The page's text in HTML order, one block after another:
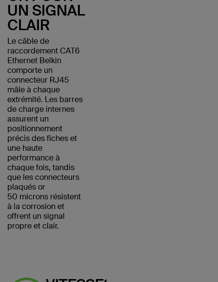
UN SIGNAL
CLAIR
Le câble de
raccordement CAT6
Ethernet Belkin
comporte un
connecteur RJ45
mâle à chaque
extrémité. Les barres
de charge internes
assurent un
positionnement
précis des fiches et
une haute
performance à
chaque fois, tandis
que les connecteurs
plaqués or
50 microns résistent
à la corrosion et
offrent un signal
propre et clair.